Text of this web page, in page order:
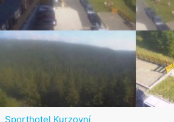
Sporthotel Kurzovní